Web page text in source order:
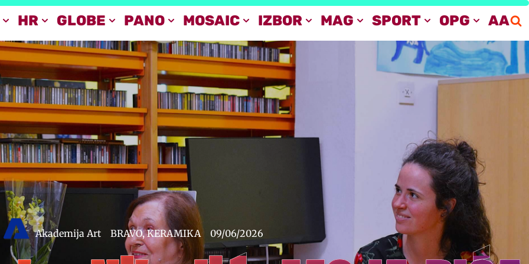
HR GLOBE PANO MOSAIC IZBOR MAG SPORT OPG AA
Akademija Art BRAVO,KERAMIKA 09/06/2026